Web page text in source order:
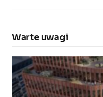
Warte uwagi